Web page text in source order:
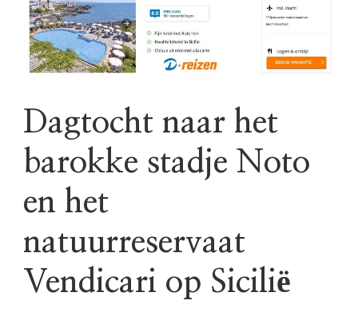
Dagtocht naar het
barokke stadje Noto
en het
natuurreservaat
Vendicari op Sicilië